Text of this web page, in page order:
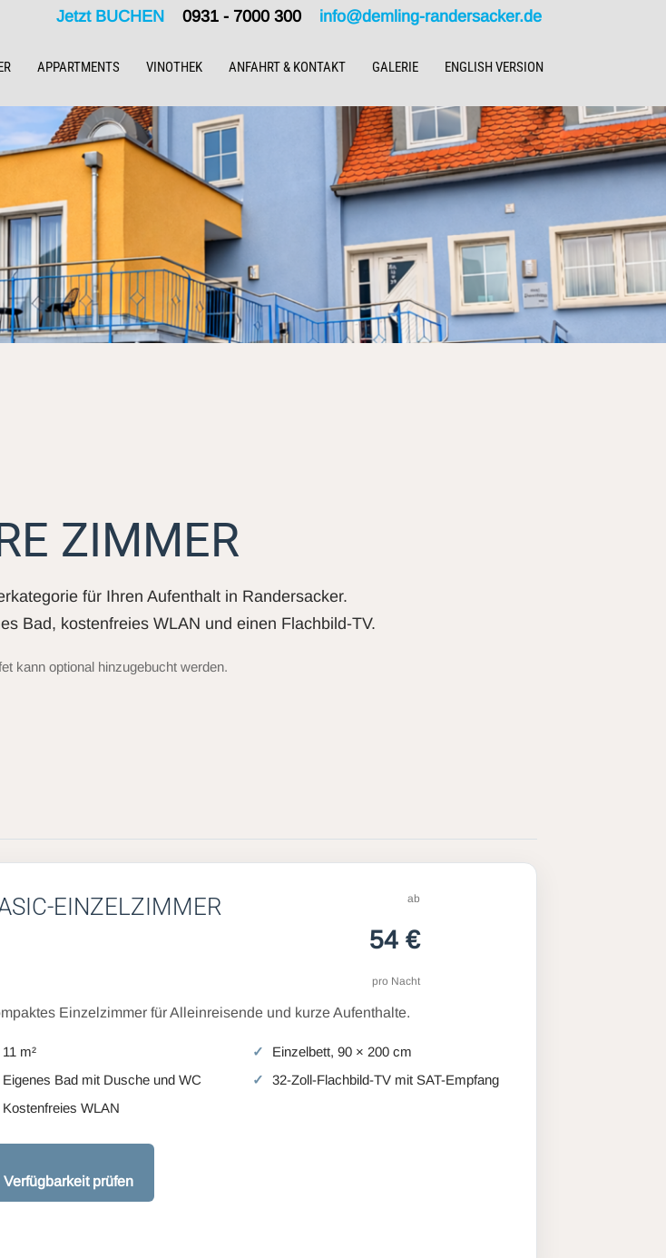
Jetzt BUCHEN0931 - 7000 300 info@demling-randersacker.de
APPARTMENTS VINOTHEK ANFAHRT & KONTAKT GALERIE ENGLISH VERSION
ZIMMER
für Ihren Aufenthalt in Randersacker.
Bad, kostenfreies WLAN und einen Flachbild-TV.
kann optional hinzugebucht werden.
EINZELZIMMER ab
54 €
pro Nacht
Einzelzimmer für Alleinreisende und kurze Aufenthalte.
11 m²
Einzelbett, 90 × 200 cm
Eigenes Bad mit Dusche und WC
32-Zoll-Flachbild-TV mit SAT-Empfang
Kostenfreies WLAN
Verfügbarkeit prüfen